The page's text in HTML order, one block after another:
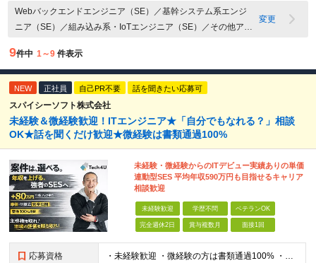
Webバックエンドエンジニア（SE）／基幹システム系エンジ
ニア（SE）／組み込み系・IoTエンジニア（SE）／その他アプ
変更
9件中 1～9 件表示
NEW 正社員 自己PR不要 話を聞きたい応募可
スパイシーソフト株式会社
未経験＆微経験歓迎！ITエンジニア★「自分でもなれる？」相談
OK★話を聞くだけ歓迎★微経験は書類通過100%
未経験・微経験からのITデビュー実績ありの単価
連動型SES 平均年収590万円も目指せるキャリア
相談歓迎
未経験歓迎 学歴不問 ベテランOK
完全週休2日 賞与複数月 面接1回
応募資格 ・未経験歓迎 ・微経験の方は書類通過100% ・学歴不問 ※ITサポート、ヘルプデスク、テスト、運用監視などの実務に少しでも触れた経験がある方は微経験として歓迎します。 ■ こんな方を歓迎します